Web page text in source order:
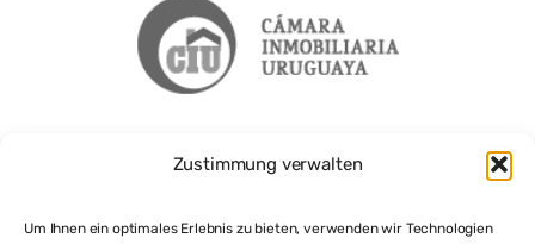
Zustimmung verwalten
Um Ihnen ein optimales Erlebnis zu bieten, verwenden wir Technologien